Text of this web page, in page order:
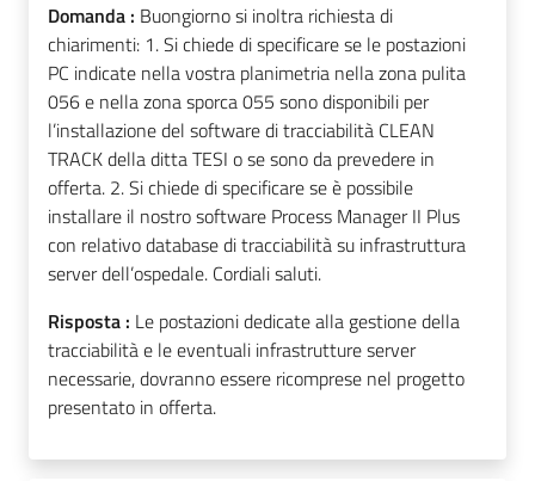
Domanda : Buongiorno si inoltra richiesta di
chiarimenti: 1. Si chiede di specificare se le postazioni
PC indicate nella vostra planimetria nella zona pulita
056 e nella zona sporca 055 sono disponibili per
l’installazione del software di tracciabilità CLEAN
TRACK della ditta TESI o se sono da prevedere in
offerta. 2. Si chiede di specificare se è possibile
installare il nostro software Process Manager II Plus
con relativo database di tracciabilità su infrastruttura
server dell’ospedale. Cordiali saluti.
Risposta : Le postazioni dedicate alla gestione della
tracciabilità e le eventuali infrastrutture server
necessarie, dovranno essere ricomprese nel progetto
presentato in offerta.